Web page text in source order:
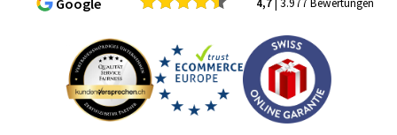
4,7| 3.977 Bewertungen